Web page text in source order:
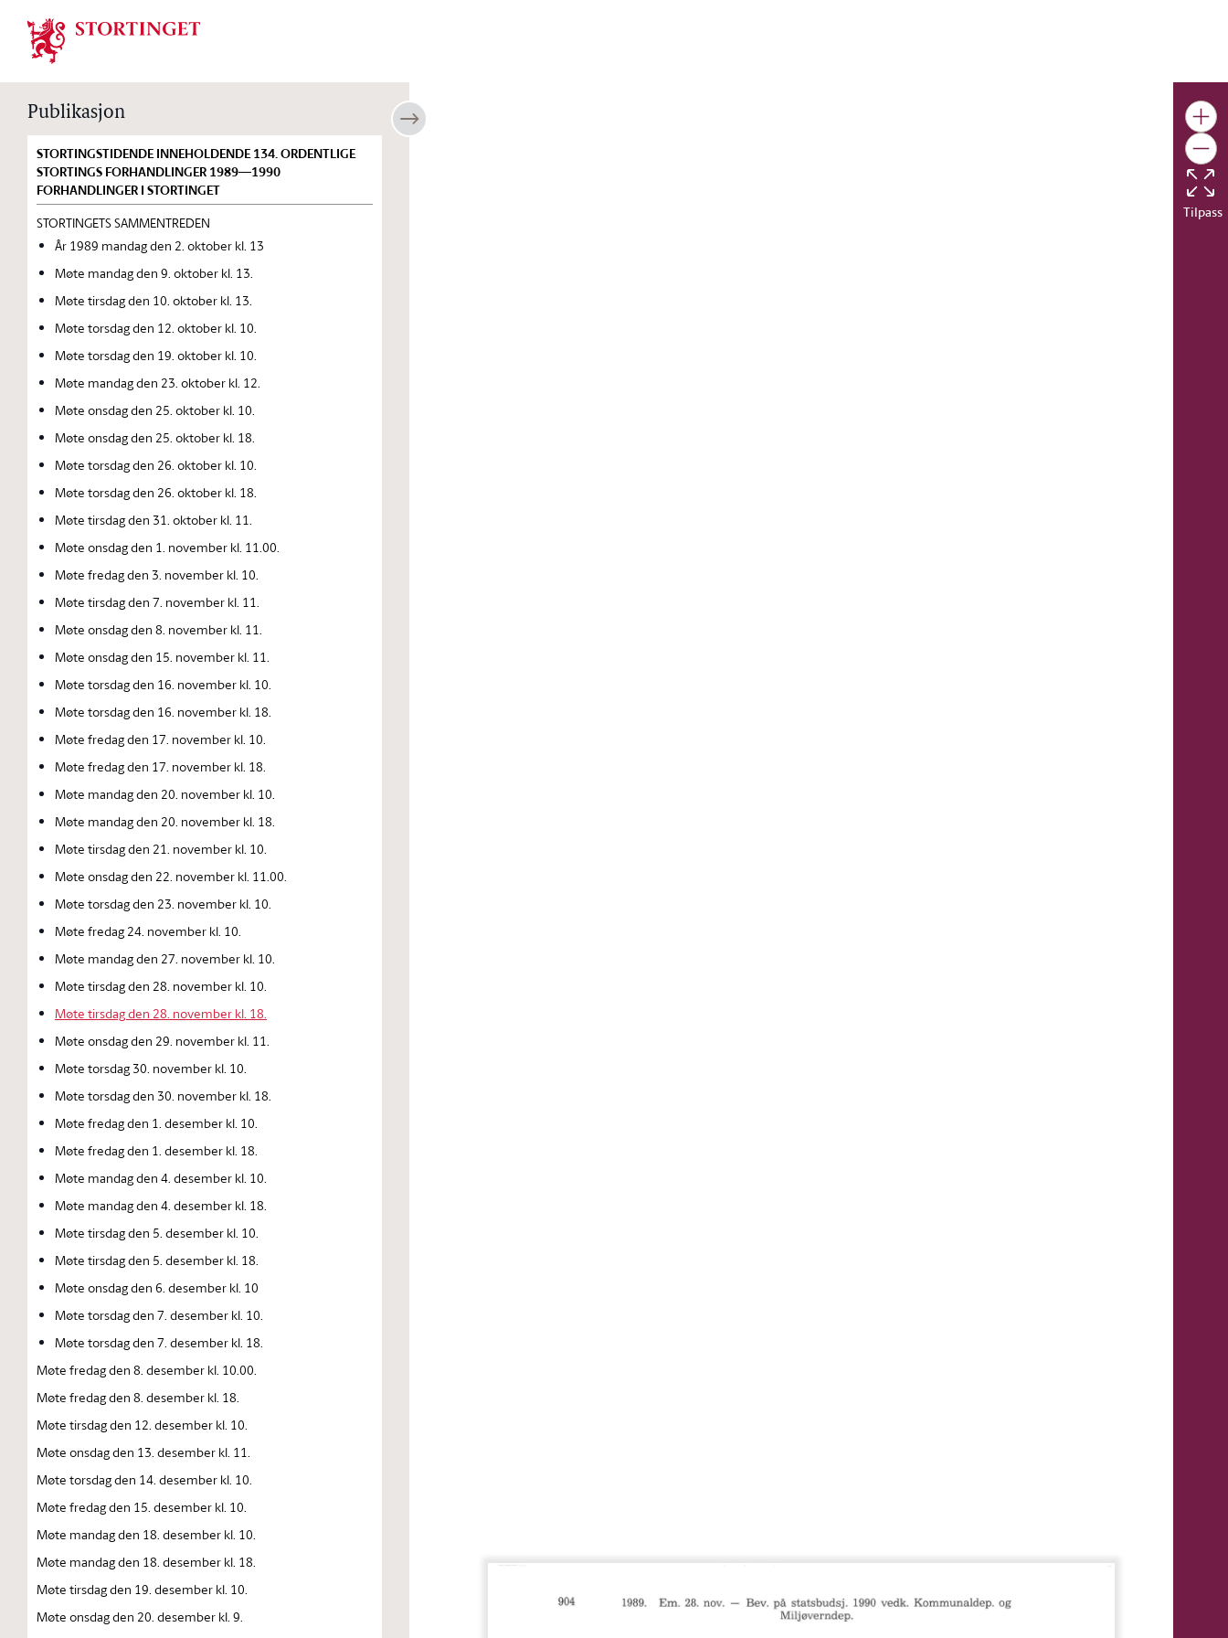
Stortinget.no
Publikasjon
STORTINGSTIDENDE INNEHOLDENDE 134. ORDENTLIGE
STORTINGS FORHANDLINGER 1989—1990
FORHANDLINGER I STORTINGET
STORTINGETS SAMMENTREDEN
År 1989 mandag den 2. oktober kl. 13
Møte mandag den 9. oktober kl. 13.
Møte tirsdag den 10. oktober kl. 13.
Møte torsdag den 12. oktober kl. 10.
Møte torsdag den 19. oktober kl. 10.
Møte mandag den 23. oktober kl. 12.
Møte onsdag den 25. oktober kl. 10.
Møte onsdag den 25. oktober kl. 18.
Møte torsdag den 26. oktober kl. 10.
Møte torsdag den 26. oktober kl. 18.
Møte tirsdag den 31. oktober kl. 11.
Møte onsdag den 1. november kl. 11.00.
Møte fredag den 3. november kl. 10.
Møte tirsdag den 7. november kl. 11.
Møte onsdag den 8. november kl. 11.
Møte onsdag den 15. november kl. 11.
Møte torsdag den 16. november kl. 10.
Møte torsdag den 16. november kl. 18.
Møte fredag den 17. november kl. 10.
Møte fredag den 17. november kl. 18.
Møte mandag den 20. november kl. 10.
Møte mandag den 20. november kl. 18.
Møte tirsdag den 21. november kl. 10.
Møte onsdag den 22. november kl. 11.00.
Møte torsdag den 23. november kl. 10.
Møte fredag 24. november kl. 10.
Møte mandag den 27. november kl. 10.
Møte tirsdag den 28. november kl. 10.
Møte tirsdag den 28. november kl. 18.
Møte onsdag den 29. november kl. 11.
Møte torsdag 30. november kl. 10.
Møte torsdag den 30. november kl. 18.
Møte fredag den 1. desember kl. 10.
Møte fredag den 1. desember kl. 18.
Møte mandag den 4. desember kl. 10.
Møte mandag den 4. desember kl. 18.
Møte tirsdag den 5. desember kl. 10.
Møte tirsdag den 5. desember kl. 18.
Møte onsdag den 6. desember kl. 10
Møte torsdag den 7. desember kl. 10.
Møte torsdag den 7. desember kl. 18.
Møte fredag den 8. desember kl. 10.00.
Møte fredag den 8. desember kl. 18.
Møte tirsdag den 12. desember kl. 10.
Møte onsdag den 13. desember kl. 11.
Møte torsdag den 14. desember kl. 10.
Møte fredag den 15. desember kl. 10.
Møte mandag den 18. desember kl. 10.
Møte mandag den 18. desember kl. 18.
Møte tirsdag den 19. desember kl. 10.
Møte onsdag den 20. desember kl. 9.